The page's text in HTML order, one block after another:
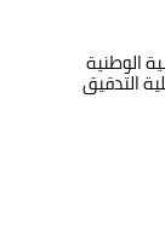
الوطنية
التدقيق